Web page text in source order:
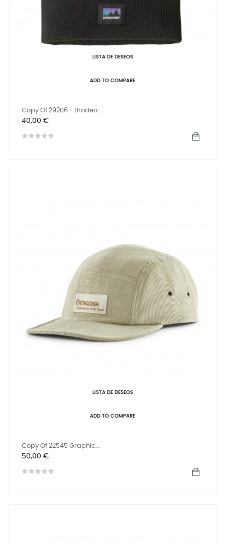
LISTA DE DESEOS
ADD TO COMPARE
Copy Of 29206 - Brodeo...
Precio
40,00 €
LISTA DE DESEOS
ADD TO COMPARE
Copy Of 22545 Graphic...
Precio
50,00 €